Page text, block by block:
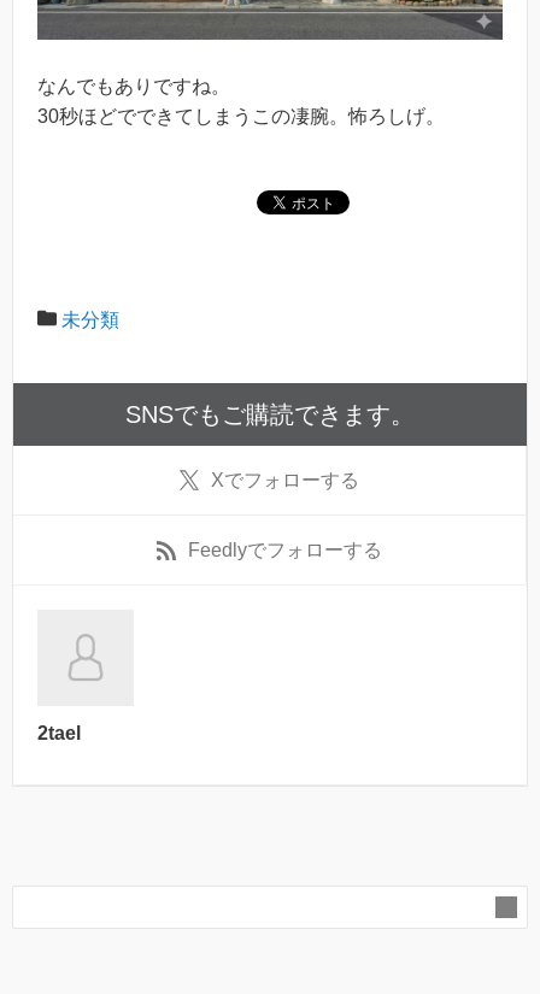
なんでもありですね。
30秒ほどでできてしまうこの凄腕。怖ろしげ。
未分類
SNSでもご購読できます。
Xでフォローする
Feedlyでフォローする
2tael